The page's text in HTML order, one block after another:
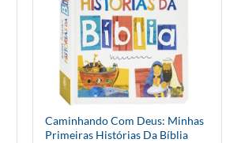
Caminhando Com Deus: Minhas
Primeiras Histórias Da Bíblia